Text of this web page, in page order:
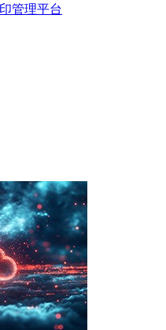
管理平台